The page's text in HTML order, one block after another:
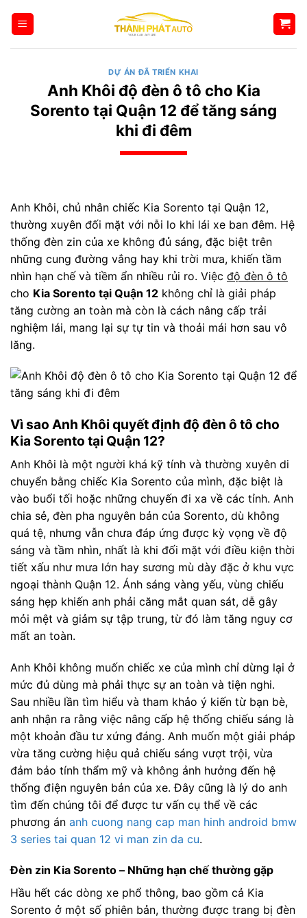
qua
DỰ ÁN ĐÃ TRIỂN KHAI
Anh Khôi độ đèn ô tô cho Kia
Sorento tại Quận 12 để tăng sáng
khi đi đêm
Anh Khôi, chủ nhân chiếc Kia Sorento tại Quận 12,
thường xuyên đối mặt với nỗi lo khi lái xe ban đêm. Hệ
thống đèn zin của xe không đủ sáng, đặc biệt trên
những cung đường vắng hay khi trời mưa, khiến tầm
nhìn hạn chế và tiềm ẩn nhiều rủi ro. Việc độ đèn ô tô
cho Kia Sorento tại Quận 12 không chỉ là giải pháp
tăng cường an toàn mà còn là cách nâng cấp trải
nghiệm lái, mang lại sự tự tin và thoải mái hơn sau vô
lăng.
Vì sao Anh Khôi quyết định độ đèn ô tô cho
Kia Sorento tại Quận 12?
Anh Khôi là một người khá kỹ tính và thường xuyên di
chuyển bằng chiếc Kia Sorento của mình, đặc biệt là
vào buổi tối hoặc những chuyến đi xa về các tỉnh. Anh
chia sẻ, đèn pha nguyên bản của Sorento, dù không
quá tệ, nhưng vẫn chưa đáp ứng được kỳ vọng về độ
sáng và tầm nhìn, nhất là khi đối mặt với điều kiện thời
tiết xấu như mưa lớn hay sương mù dày đặc ở khu vực
ngoại thành Quận 12. Ánh sáng vàng yếu, vùng chiếu
sáng hẹp khiến anh phải căng mắt quan sát, dễ gây
mỏi mệt và giảm sự tập trung, từ đó làm tăng nguy cơ
mất an toàn.
Anh Khôi không muốn chiếc xe của mình chỉ dừng lại ở
mức đủ dùng mà phải thực sự an toàn và tiện nghi.
Sau nhiều lần tìm hiểu và tham khảo ý kiến từ bạn bè,
anh nhận ra rằng việc nâng cấp hệ thống chiếu sáng là
một khoản đầu tư xứng đáng. Anh muốn một giải pháp
vừa tăng cường hiệu quả chiếu sáng vượt trội, vừa
đảm bảo tính thẩm mỹ và không ảnh hưởng đến hệ
thống điện nguyên bản của xe. Đây cũng là lý do anh
tìm đến chúng tôi để được tư vấn cụ thể về các
phương án anh cuong nang cap man hinh android bmw
3 series tai quan 12 vi man zin da cu.
Đèn zin Kia Sorento – Những hạn chế thường gặp
Hầu hết các dòng xe phổ thông, bao gồm cả Kia
Sorento ở một số phiên bản, thường được trang bị đèn